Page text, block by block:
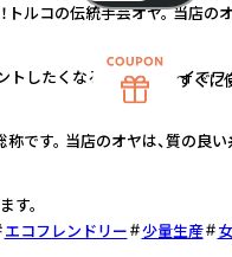
ルコの伝統手芸オヤ。 当店
したくなるようなキレイでワ
称です。 当店のオヤは、質の
す。
エコフレンドリー
少量生産
すぐに